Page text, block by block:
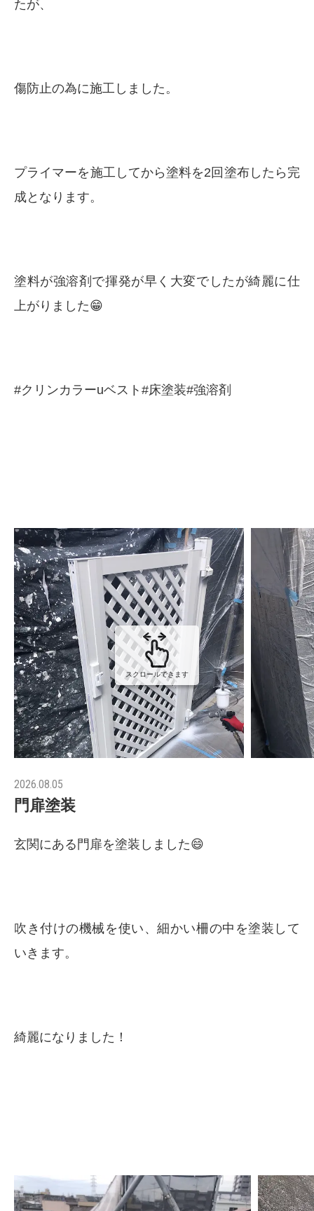
たが、
傷防止の為に施工しました。
プライマーを施工してから塗料を2回塗布したら完
成となります。
塗料が強溶剤で揮発が早く大変でしたが綺麗に仕
上がりました😁
#クリンカラーuベスト#床塗装#強溶剤
スクロールできます
2026.08.05
門扉塗装
玄関にある門扉を塗装しました😄
吹き付けの機械を使い、細かい柵の中を塗装して
いきます。
綺麗になりました！